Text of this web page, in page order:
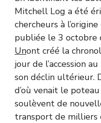
Mitchell Log a été
chercheurs à
publiée le 3 octobre
Unont créé la
jour de l’accession
son déclin ultérieur.
d’où venait le
soulèvent de
transport de milliers